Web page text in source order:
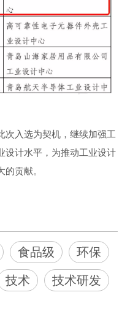
次入选为契机，继续加强工
设计水平，为推动工业设计
贡献。
食品级 环保
技术 技术研发